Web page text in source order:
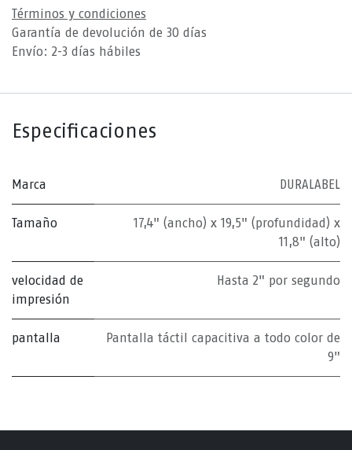
Términos y condiciones
Garantía de devolución de 30 días
Envío: 2-3 días hábiles
Especificaciones
Marca DURALABEL
Tamaño
17,4" (ancho) x 19,5" (profundidad) x
11,8" (alto)
velocidad de
impresión
Hasta 2" por segundo
pantalla
Pantalla táctil capacitiva a todo color de
9"